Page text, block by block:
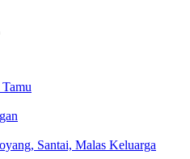
Santai, Malas Keluarga